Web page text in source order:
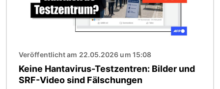
Veröffentlicht am 22.05.2026 um 15:08
Keine Hantavirus-Testzentren: Bilder und
SRF-Video sind Fälschungen